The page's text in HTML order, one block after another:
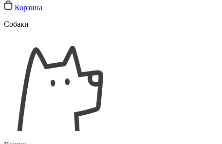
Корзина
Собаки